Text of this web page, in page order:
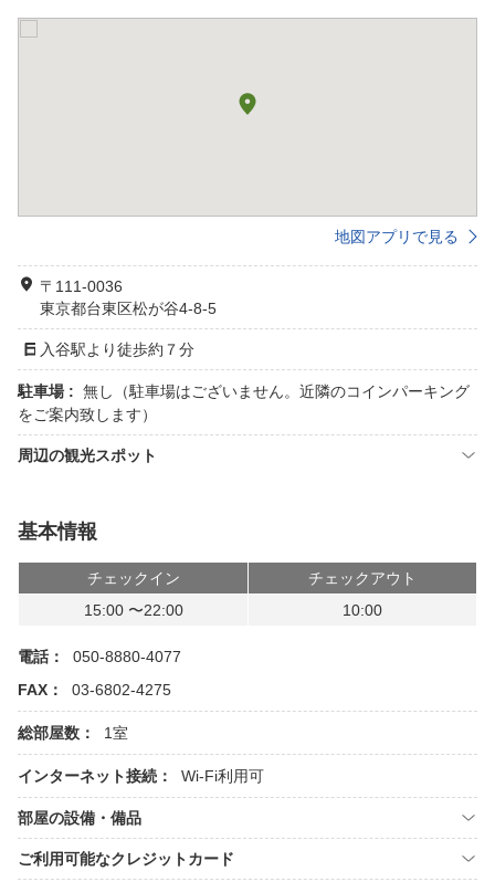
地図アプリで見る
〒111-0036
東京都台東区松が谷4-8-5
入谷駅より徒歩約７分
駐車場 : 無し（駐車場はございません。近隣のコインパーキング
をご案内致します）
周辺の観光スポット
基本情報
チェックイン
チェックアウト
15:00 〜22:00
10:00
電話：
050-8880-4077
FAX：
03-6802-4275
総部屋数： 1室
インターネット接続： Wi-Fi利用可
部屋の設備・備品
ご利用可能なクレジットカード